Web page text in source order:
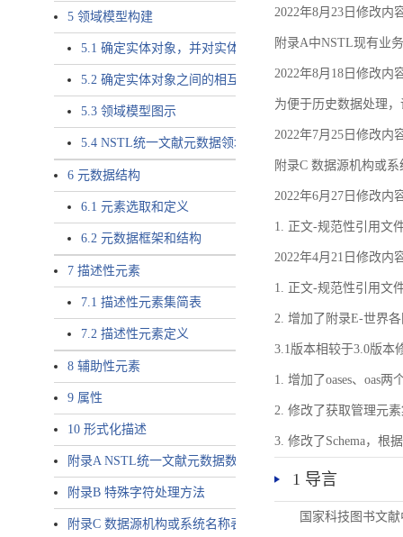
5 领域模型构建
5.1 确定实体对象，并对实体对象命名
5.2 确定实体对象之间的相互关系，定义实体对象之间的
5.3 领域模型图示
5.4 NSTL统一文献元数据领域模型的验证
6 元数据结构
6.1 元素选取和定义
6.2 元数据框架和结构
7 描述性元素
7.1 描述性元素集简表
7.2 描述性元素定义
8 辅助性元素
9 属性
10 形式化描述
附录A NSTL统一文献元数据数据唯一标识符规则
附录B 特殊字符处理方法
附录C 数据源机构或系统名称表
2022年8月23日修改内
附录A中NSTL现有业
2022年8月18日修改内
为便于历史数据处理
2022年7月25日修改内
附录C 数据源机构或
2022年6月27日修改内
1. 正文-规范性引用文
2022年4月21日修改内
1. 正文-规范性引用文
2. 增加了附录E-世界
3.1版本相较于3.0版本
1. 增加了oases、oas
2. 修改了获取管理元
3. 修改了Schema，根
1 导言
国家科技图书文